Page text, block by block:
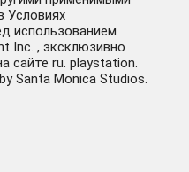
Условиях
использованием
Inc. , эксклюзивно
сайте ru. playstation.
Santa Monica Studios.